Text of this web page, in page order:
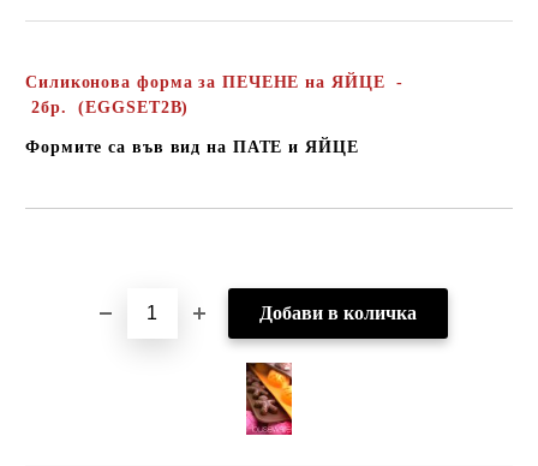
Силиконова форма за ПЕЧЕНЕ на ЯЙЦЕ -
2бр.
(EGGSET2B)
Формите са във вид на ПАТЕ и ЯЙЦЕ